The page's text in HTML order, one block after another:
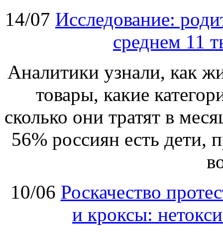
14/07 Исследование:
среднем 11
Аналитики узнали, как
товары, какие
сколько они тратят в
56% россиян есть дети,
10/06 Роскачество
и кроксы: